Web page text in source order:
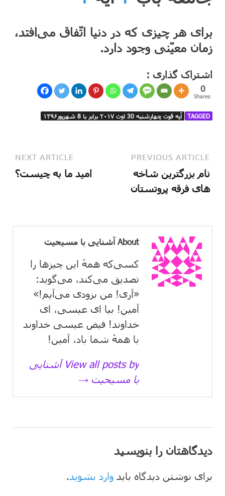
برای هر چیزی که در دنیا اتّفاق می‌افتد،
زمان معیّنی وجود دارد.
اشتراک گذاری :
0
Shares
TAGGED آیه قوت چهارشنبه 30 اوت ۲۰۱۷ برابر با 8 شهریور۱۳۹۶
PREVIOUS ARTICLE
نام بزرگترین شاخه
های فرقه پروتستان
NEXT ARTICLE
امید ما به چیست؟
About آشنایی با مسیحیت
کسی‌که همهٔ این چیزها را
تصدیق می‌كند، می‌گوید:
«آری! من بزودی می‌آیم!»
آمین! بیا ای عیسی، ای
خداوند! فیض عیسی خداوند
با همهٔ شما باد، آمین!
View all posts by آشنایی
با مسیحیت →
دیدگاهتان را بنویسید
برای نوشتن دیدگاه باید وارد بشوید .